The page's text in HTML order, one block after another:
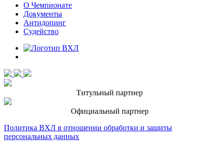
О Чемпионате
Документы
Антидопинг
Судейство
Титульный партнер
Официальный партнер
Политика ВХЛ в отношении обработки и защиты
персональных данных